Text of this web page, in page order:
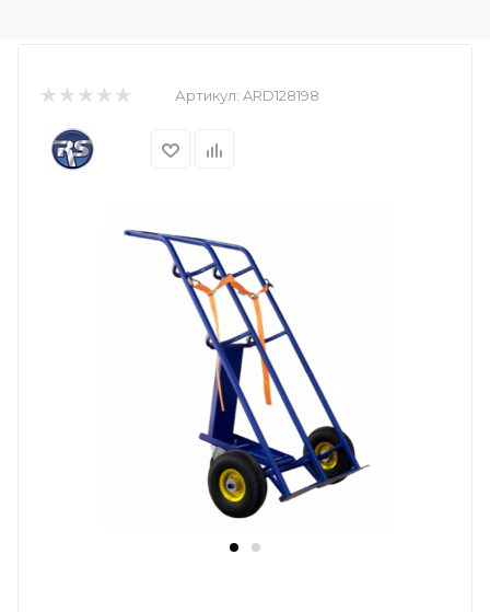
Артикул: ARD128198